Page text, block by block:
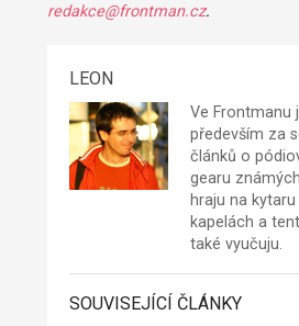
redakce@frontman.cz.
LEON
Ve Frontmanu
především za
článků o
gearu
hraju na
kapelách a
také vyučuju.
SOUVISEJÍCÍ ČLÁNKY